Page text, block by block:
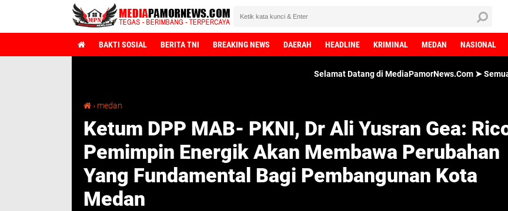
BAKTI SOSIAL BERITA TNI BREAKING NEWS DAERAH HEADLINE KRIMINAL MEDAN NASIONAL
Selamat Datang di MediaPamorNews.Com ➤ Semua
› medan
Ketum DPP MAB- PKNI, Dr Ali Yusran Gea:
Pemimpin Energik Akan Membawa Perubahan
Yang Fundamental Bagi Pembangunan Kota
Medan